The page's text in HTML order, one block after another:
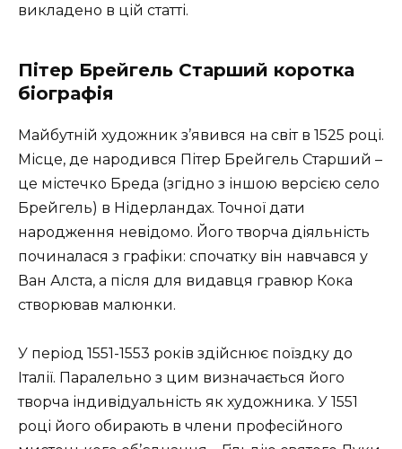
викладено в цій статті.
Пітер Брейгель Старший коротка
біографія
Майбутній художник з’явився на світ в 1525 році.
Місце, де народився Пітер Брейгель Старший –
це містечко Бреда (згідно з іншою версією село
Брейгель) в Нідерландах. Точної дати
народження невідомо. Його творча діяльність
починалася з графіки: спочатку він навчався у
Ван Алста, а після для видавця гравюр Кока
створював малюнки.
У період 1551-1553 років здійснює поїздку до
Італії. Паралельно з цим визначається його
творча індивідуальність як художника. У 1551
році його обирають в члени професійного